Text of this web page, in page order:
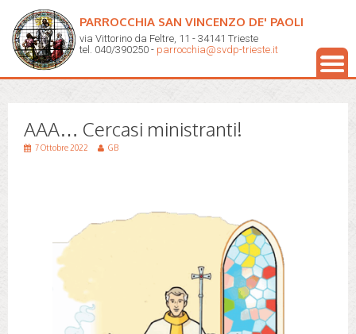
PARROCCHIA SAN VINCENZO DE' PAOLI
via Vittorino da Feltre, 11 - 34141 Trieste
tel. 040/390250 - parrocchia@svdp-trieste.it
AAA… Cercasi ministranti!
7 Ottobre 2022 GB